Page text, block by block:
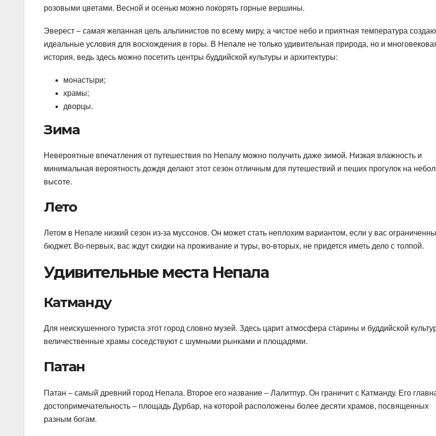
розовыми цветами. Весной и осенью можно покорять горные вершины.
Эверест – самая желанная цель альпинистов по всему миру, а чистое небо и приятная температура
идеальные условия для восхождения в горы. В Непале не только удивительная природа, но и
история, ведь здесь можно посетить центры буддийской культуры и архитектуры:
монастыри;
храмы;
дворцы.
Зима
Невероятные впечатления от путешествия по Непалу можно получить даже зимой. Низкая влажность и
минимальная вероятность дождя делают этот сезон отличным для путешествий и пеших прогулок на
высоте.
Лето
Летом в Непале низкий сезон из-за муссонов. Он может стать неплохим вариантом, если у вас
бюджет. Во-первых, вас ждут скидки на проживание и туры, во-вторых, не придется иметь дело с толпой.
Удивительные места Непала
Катманду
Для неискушенного туриста этот город словно музей. Здесь царит атмосфера старины и буддийской
величественные храмы соседствуют с шумными рынками и площадями.
Патан
Патан – самый древний город Непала. Второе его название – Лалитпур. Он граничит с Катманду. Его
достопримечательность – площадь Дурбар, на которой расположены более десяти храмов, посвященных
разным богам.